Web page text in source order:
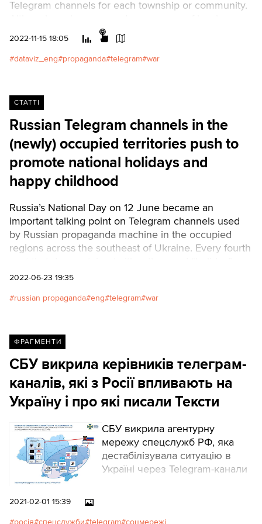
Telegram channels for each township or community.
those channels were in fact used to disseminate
Russian narratives and bolster support for the
occupiers. The administrators also used them to
2022-11-15 18:05
dataviz_eng propaganda telegram war
СТАТТІ
Russian Telegram channels in the
(newly) occupied territories push to
promote national holidays and
happy childhood
Russia’s National Day on 12 June became an
important talking point on Telegram channels used
by Russian propaganda machine in the occupied
regions across the southeast of Ukraine. Every fourth
the phrase “Russia Day”.
2022-06-23 19:35
russian propaganda eng telegram war
ФРАГМЕНТИ
СБУ викрила керівників телеграм-
каналів, які з Росії впливають на
Україну і про які писали Тексти
СБУ викрила агентурну
мережу спецслужб РФ, яка
дестабілізувала ситуацію в
Україні через Telegram-канали
2021-02-01 15:39
росія спецслужби telegram соцмережі